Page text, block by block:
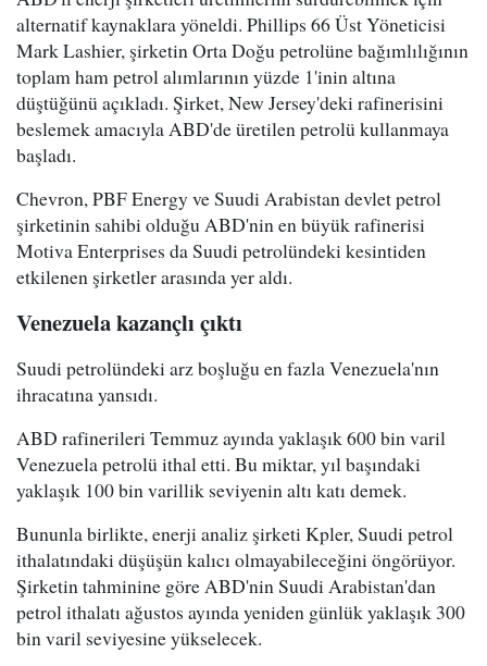
alternatif kaynaklara yöneldi. Phillips 66 Üst Yöneticisi
Mark Lashier, şirketin Orta Doğu petrolüne bağımlılığının
toplam ham petrol alımlarının yüzde 1'inin altına
düştüğünü açıkladı. Şirket, New Jersey'deki rafinerisini
beslemek amacıyla ABD'de üretilen petrolü kullanmaya
başladı.
Chevron, PBF Energy ve Suudi Arabistan devlet petrol
şirketinin sahibi olduğu ABD'nin en büyük rafinerisi
Motiva Enterprises da Suudi petrolündeki kesintiden
etkilenen şirketler arasında yer aldı.
Venezuela kazançlı çıktı
Suudi petrolündeki arz boşluğu en fazla Venezuela'nın
ihracatına yansıdı.
ABD rafinerileri Temmuz ayında yaklaşık 600 bin varil
Venezuela petrolü ithal etti. Bu miktar, yıl başındaki
yaklaşık 100 bin varillik seviyenin altı katı demek.
Bununla birlikte, enerji analiz şirketi Kpler, Suudi petrol
ithalatındaki düşüşün kalıcı olmayabileceğini öngörüyor.
Şirketin tahminine göre ABD'nin Suudi Arabistan'dan
petrol ithalatı ağustos ayında yeniden günlük yaklaşık 300
bin varil seviyesine yükselecek.